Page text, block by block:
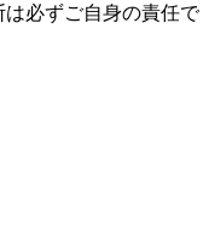
必ずご自身の責任で